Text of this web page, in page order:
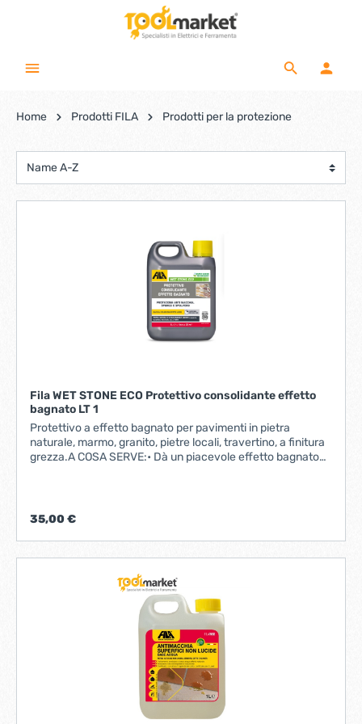
Home Prodotti FILA Prodotti per la protezione
Fila WET STONE ECO Protettivo consolidante effetto
bagnato LT 1
Protettivo a effetto bagnato per pavimenti in pietra
naturale, marmo, granito, pietre locali, travertino, a finitura
grezza.A COSA SERVE:• Dà un piacevole effetto bagnato
marmo anticatoI VANTAGGI:• Impartisce un effetto
certificato “Idoneo per contatto con gli alimenti”.• Non
ingiallisce in alcuna condizione ambientale e di
invecchiamento.• Non si scrosta. ideale per MARMO E
GRANITO GREZZI PIETRA E AGGLOMERATI GREZZI TUFO
RESA (1 litro):10-20 m²
35,00 €